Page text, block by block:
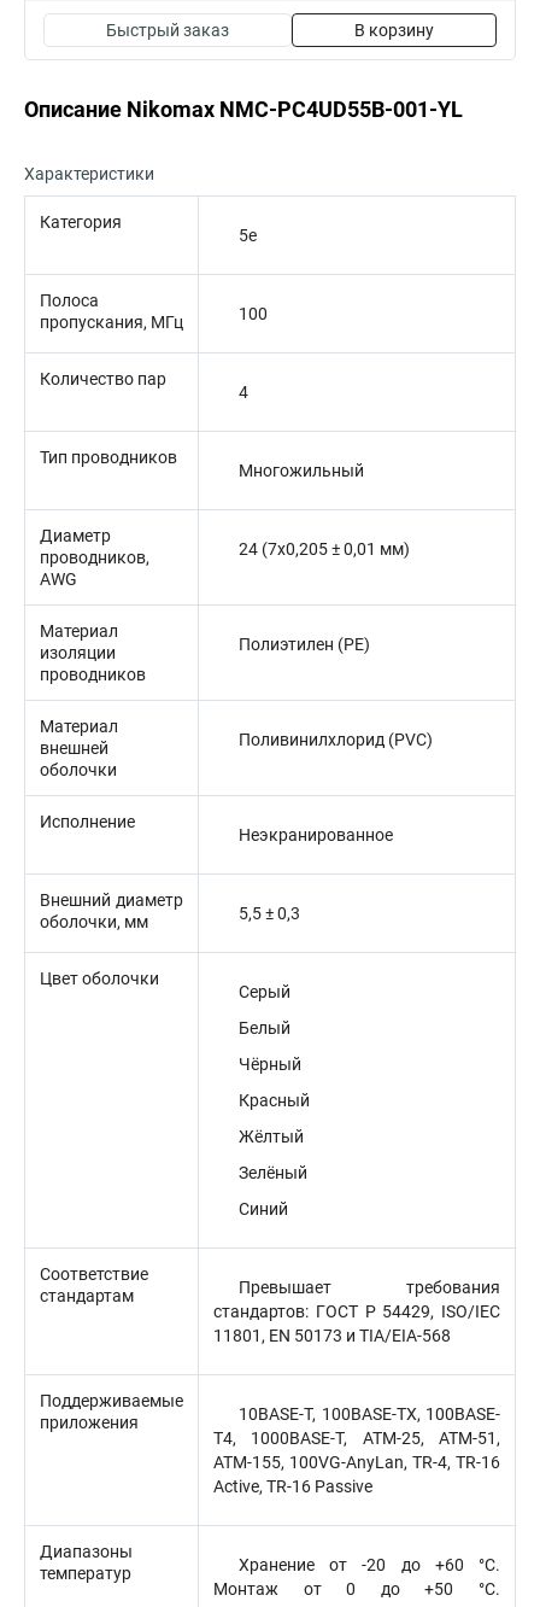
Быстрый заказ В корзину
Описание Nikomax NMC-PC4UD55B-001-YL
Характеристики
Категория
5e
Полоса
пропускания, МГц
100
Количество пар
4
Тип проводников
Многожильный
Диаметр
проводников,
AWG
24 (7x0,205 ± 0,01 мм)
Материал
изоляции
проводников
Полиэтилен (PE)
Материал
внешней
оболочки
Поливинилхлорид (PVC)
Исполнение
Неэкранированное
Внешний диаметр
оболочки, мм
5,5 ± 0,3
Цвет оболочки
Серый
Белый
Чёрный
Красный
Жёлтый
Зелёный
Синий
Соответствие
стандартам
Превышает требования
стандартов: ГОСТ Р 54429, ISO/IEC
11801, EN 50173 и TIA/EIA-568
Поддерживаемые
приложения
10BASE-T, 100BASE-TX, 100BASE-
T4, 1000BASE-T, ATM-25, ATM-51,
ATM-155, 100VG-AnyLan, TR-4, TR-16
Active, TR-16 Passive
Диапазоны
температур
Хранение от -20 до +60 °C.
Монтаж от 0 до +50 °C.